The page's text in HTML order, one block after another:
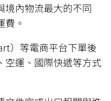
境內物流最大的不同
費。
）等電商平台下單後
空運、國際快遞等方式